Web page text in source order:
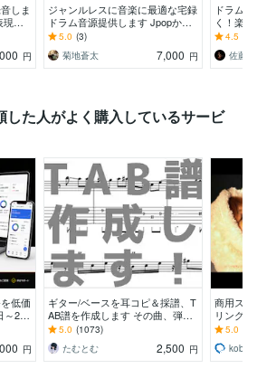
しま
で
ま
円
ジャンルレスに音楽に最適な宅録
ドラム音源提供します Jpopから7
0‘sな音でファンク・ロック・ジ
ャズな音源を！
5.0 (3)
菊地蒼太
7,000 円
ドラム
く！楽
みます！
4.5
佐藤
した人がよく購入しているサービ
低価
2週
円
ギター/ベースを耳コピ＆採譜、T
AB譜を作成します その曲、弾け
るかも！個人練習やコピバンにお
すすめです！
5.0 (1073)
たむとむ
2,500 円
商用ス
リング
の経験
広いジ
5.0